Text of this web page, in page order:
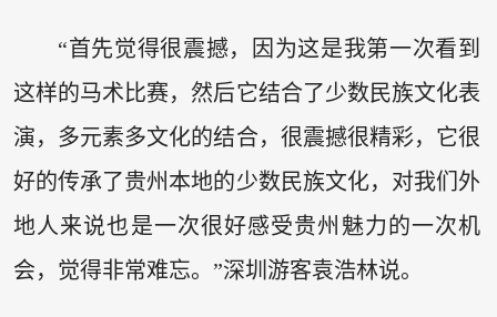
“首先觉得很震撼，因为这是我第一次看到
这样的马术比赛，然后它结合了少数民族文化表
演，多元素多文化的结合，很震撼很精彩，它很
好的传承了贵州本地的少数民族文化，对我们外
地人来说也是一次很好感受贵州魅力的一次机
会，觉得非常难忘。”深圳游客袁浩林说。